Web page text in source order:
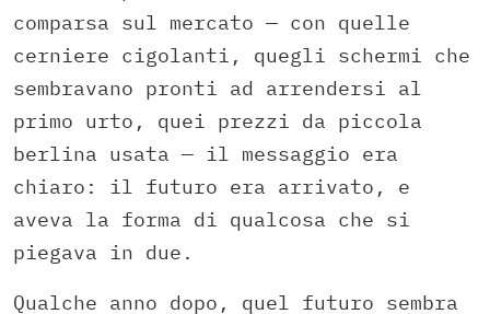
comparsa sul mercato — con quelle
cerniere cigolanti, quegli schermi che
sembravano pronti ad arrendersi al
primo urto, quei prezzi da piccola
berlina usata — il messaggio era
chiaro: il futuro era arrivato, e
aveva la forma di qualcosa che si
piegava in due.
Qualche anno dopo, quel futuro sembra